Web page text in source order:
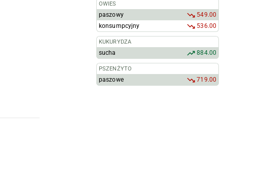
OWIES
paszowy
549.00
konsumpcyjny
536.00
KUKURYDZA
sucha 884.00
PSZENŻYTO
paszowe 719.00